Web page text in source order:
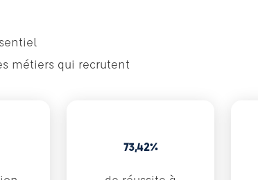
métiers qui recrutent
73,42%